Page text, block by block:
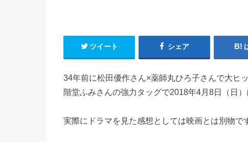
ツイート シェア
34年前に松田優作さん×薬師丸ひろ子さんで大ヒ
階堂ふみさんの強力タッグで2018年4月8日（日
実際にドラマを見た感想としては映画とは別物で